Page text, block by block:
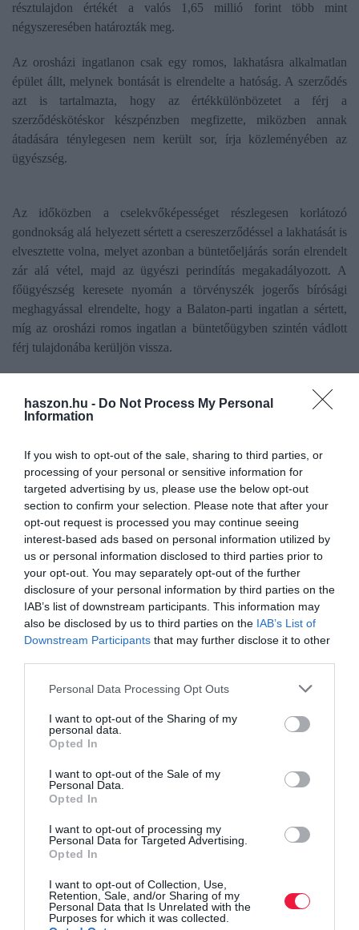
haszon.hu - Do Not Process My Personal
Information
If you wish to opt-out of the sale, sharing to third parties, or
processing of your personal or sensitive information for
targeted advertising by us, please use the below opt-out
section to confirm your selection. Please note that after your
opt-out request is processed you may continue seeing
interest-based ads based on personal information utilized by
us or personal information disclosed to third parties prior to
your opt-out. You may separately opt-out of the further
disclosure of your personal information by third parties on the
IAB’s list of downstream participants. This information may
also be disclosed by us to third parties on the IAB’s List of
Downstream Participants that may further disclose it to other
Please note that this website/app uses one or more Google
not limited to your visit or usage behaviour. You may click to
grant or deny consent to Google and its third-party tags to
use your data for below specified purposes in below Google
consent section.
Personal Data Processing Opt Outs
I want to opt-out of the Sharing of my
personal data.
Opted In
I want to opt-out of the Sale of my
Personal Data.
Opted In
I want to opt-out of processing my
Personal Data for Targeted Advertising.
Opted In
I want to opt-out of Collection, Use,
Retention, Sale, and/or Sharing of my
Personal Data that Is Unrelated with the
Purposes for which it was collected.
résztulajdon értékét a valós 1,65 millió forint több mint
négyszeresében határozták meg.
Az orosházi ingatlanon csak egy romos, lakhatásra alkalmatlan
épület állt, melynek bontását is elrendelte a hatóság. A szerződés
azt is tartalmazta, hogy az értékkülönbözetet a férj a
szerződéskötéskor készpénzben megfizette, miközben annak
átadására ténylegesen nem került sor, írja közleményében az
ügyészség.
Az időközben a cselekvőképességet részlegesen korlátozó
gondnokság alá helyezett sértett a csereszerződéssel a lakhatását is
elvesztette volna, melyet azonban a büntetőeljárás során elrendelt
zár alá vétel, majd az ügyészi perindítás megakadályozott. A
főügyészség keresete nyomán a törvényszék jogerős bírósági
meghagyással elrendelte, hogy a Balaton-parti ingatlan a sértett,
míg az orosházi romos ingatlan a büntetőügyben szintén vádlott
férj tulajdonába kerüljön vissza.
ingatlan ellátás egészségügy mutyi